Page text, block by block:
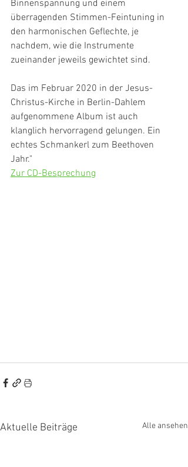
Binnenspannung und einem
überragenden Stimmen-Feintuning in
den harmonischen Geflechte, je
nachdem, wie die Instrumente
zueinander jeweils gewichtet sind.
Das im Februar 2020 in der Jesus-
Christus-Kirche in Berlin-Dahlem
aufgenommene Album ist auch
klanglich hervorragend gelungen. Ein
echtes Schmankerl zum Beethoven
Jahr."
Zur CD-Besprechung
Aktuelle Beiträge Alle ansehen